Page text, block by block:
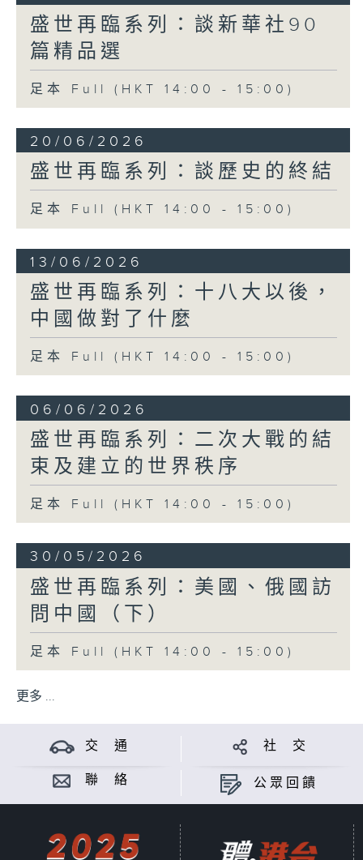
盛世再臨系列：談新華社90
篇精品選
足本 Full (HKT 14:00 - 15:00)
20/06/2026
盛世再臨系列：談歷史的終結
足本 Full (HKT 14:00 - 15:00)
13/06/2026
盛世再臨系列：十八大以後，
中國做對了什麼
足本 Full (HKT 14:00 - 15:00)
06/06/2026
盛世再臨系列：二次大戰的結
束及建立的世界秩序
足本 Full (HKT 14:00 - 15:00)
30/05/2026
盛世再臨系列：美國、俄國訪
問中國（下）
足本 Full (HKT 14:00 - 15:00)
更多 ...
交 通 社 交
聯 絡 公眾回饋